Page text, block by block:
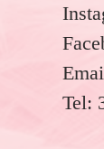
Tel: